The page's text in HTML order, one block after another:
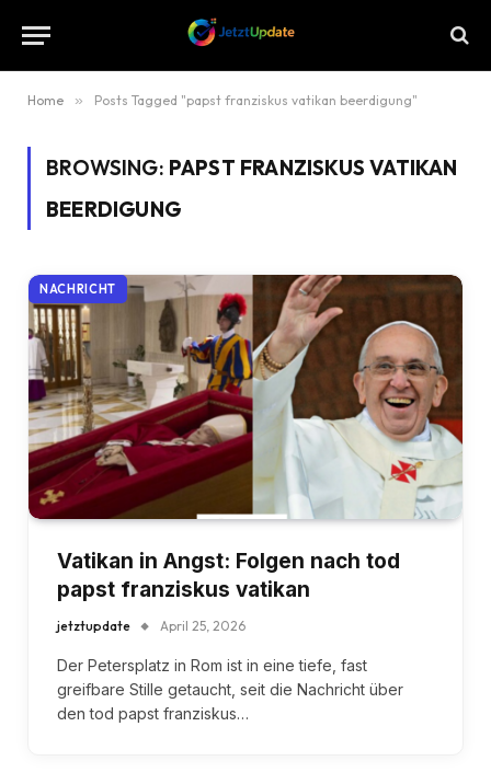
Home » Posts Tagged "papst franziskus vatikan beerdigung"
BROWSING: PAPST FRANZISKUS VATIKAN
BEERDIGUNG
NACHRICHT
Vatikan in Angst: Folgen nach tod
papst franziskus vatikan
jetztupdate April 25, 2026
Der Petersplatz in Rom ist in eine tiefe, fast
greifbare Stille getaucht, seit die Nachricht über
den tod papst franziskus…